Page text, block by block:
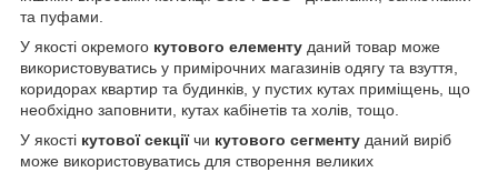
та пуфами.
У якості окремого кутового елементу даний товар може
використовуватись у примірочних магазинів одягу та взуття,
коридорах квартир та будинків, у пустих кутах приміщень, що
необхідно заповнити, кутах кабінетів та холів, тощо.
У якості кутової секціїчи кутового сегменту даний виріб
може використовуватись для створення великих